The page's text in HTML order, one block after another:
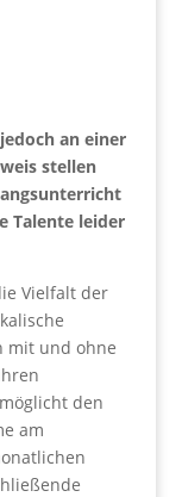
an einer
stellen
Talente leider
Vielfalt der
mit und ohne
den
am